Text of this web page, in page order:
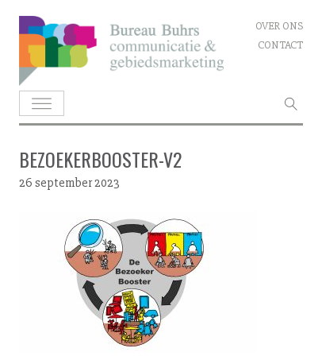
Skip
to
content
OVER ONS
CONTACT
BEZOEKERBOOSTER-V2
26 september 2023